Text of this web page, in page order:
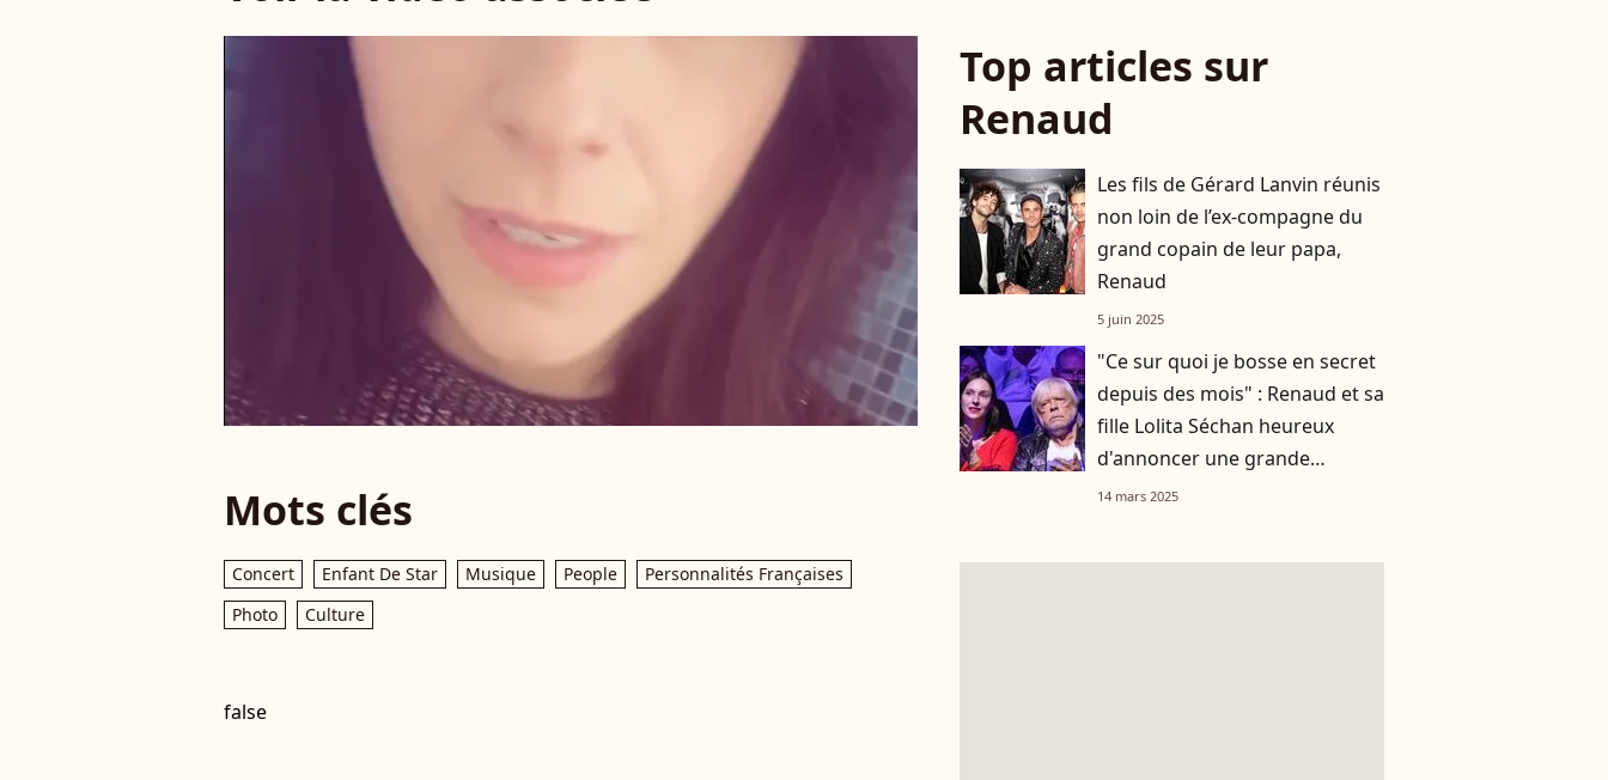
Mots clés
Concert Enfant De Star Musique People
Personnalités Françaises
Photo
Culture
false
Top articles sur
Renaud
Les fils de Gérard Lanvin réunis
non loin de l’ex-compagne du
grand copain de leur papa,
Renaud
5 juin 2025
"Ce sur quoi je bosse en secret
depuis des mois" : Renaud et sa
fille Lolita Séchan heureux
d'annoncer une grande
nouvelle !
14 mars 2025